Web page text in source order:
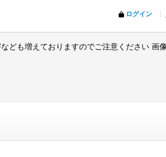
ログイン
ども増えておりますのでご注意ください